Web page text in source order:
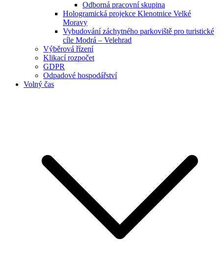
Odborná pracovní skupina
Hologramická projekce Klenotnice Velké
Moravy
Vybudování záchytného parkoviště pro turistické
cíle Modrá – Velehrad
Výběrová řízení
Klikací rozpočet
GDPR
Odpadové hospodářství
Volný čas